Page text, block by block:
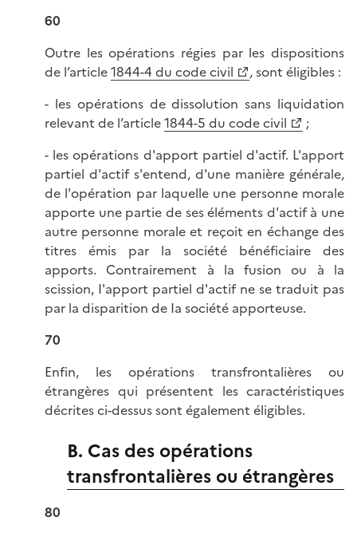
60
Outre les opérations régies par les dispositions
de l’article1844-4 du code civil
, sont éligibles :
- les opérations de dissolution sans liquidation
relevant de l’article1844-5 du code civil
;
- les opérations d'apport partiel d'actif. L'apport
partiel d'actif s'entend, d'une manière générale,
de l'opération par laquelle une personne morale
apporte une partie de ses éléments d'actif à une
autre personne morale et reçoit en échange des
titres émis par la société bénéficiaire des
apports. Contrairement à la fusion ou à la
scission, I'apport partiel d'actif ne se traduit pas
par la disparition de Ia société apporteuse.
70
Enfin, les opérations transfrontalières ou
étrangères qui présentent les caractéristiques
décrites ci-dessus sont également éligibles.
B. Cas des opérations
transfrontalières ou étrangères
80